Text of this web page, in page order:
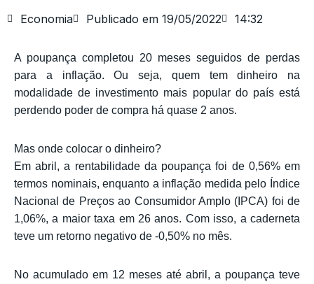
Economia Publicado em 19/05/2022 14:32
A poupança completou 20 meses seguidos de perdas
para a inflação. Ou seja, quem tem dinheiro na
modalidade de investimento mais popular do país está
perdendo poder de compra há quase 2 anos.
Mas onde colocar o dinheiro?
Em abril, a rentabilidade da poupança foi de 0,56% em
termos nominais, enquanto a inflação medida pelo Índice
Nacional de Preços ao Consumidor Amplo (IPCA) foi de
1,06%, a maior taxa em 26 anos. Com isso, a caderneta
teve um retorno negativo de -0,50% no mês.
No acumulado em 12 meses até abril, a poupança teve